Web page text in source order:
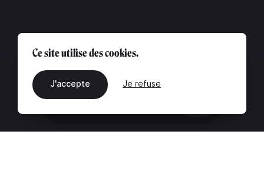
Ce site utilise des cookies.
J'accepte Je refuse